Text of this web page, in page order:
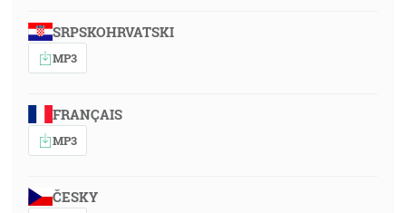
SRPSKOHRVATSKI
MP3
FRANÇAIS
MP3
ČESKY